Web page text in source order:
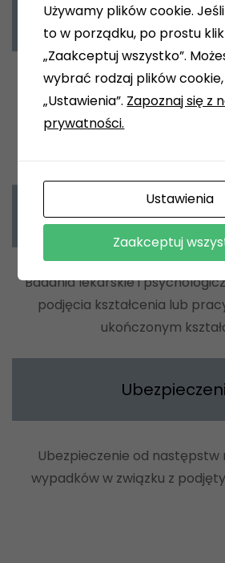
Egzaminy
Egzaminy umożliwiające
potwierdzających nabycie
lub uprawnień
Badania
Badania lekarskie i
podjęcia kształcenia lub
ukończonym
Ubezpieczenie od następstw
wypadków w związku z
Używamy plików cookie.
to w porządku, po prostu
„Zaakceptuj wszystko”.
wybrać rodzaj plików
„Ustawienia”. Zapoznaj się z
prywatności.
Ustawienia
Zaakceptuj